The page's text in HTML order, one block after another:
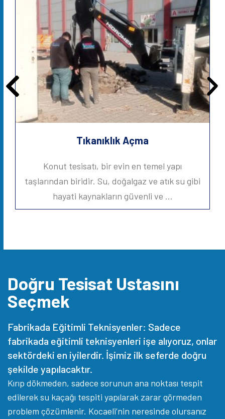
Tıkanıklık Açma
Konut tesisatı, bir evin en temel yapı
taşlarından biridir. Su, doğalgaz ve atık su gibi
hayati kaynakların güvenli ve …
Doğru Tesisat Ustasını
Seçmek
Fabrikada Eğitimli Teknisyenler: Sadece
fabrikada eğitimli teknisyenleri işe alıyoruz, onlar
sektördeki en iyilerdir. İşimiz ilk seferde doğru
şekilde yapılacaktır.
Kırıp dökmeden, sadece sorunun ana noktası tespit
edilerek su kaçağı tespiti yapılarak zarar görmeden
problem çözümlenir. Kocaeli’nin neresinde olursanız